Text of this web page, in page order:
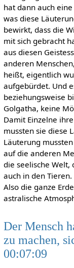
hat dann auch
was diese
bewirkt, dass die
mit sich gebracht
aus diesen
anderen
heißt, eigentlich
aufgebürdet. Und
beziehungsweise
Golgatha, keine
Damit Einzelne
mussten sie diese
Läuterung
auf die anderen
die seelische Welt,
auch in den
Also die ganze
astralische
Der Mensch
zu machen,
00:07:09